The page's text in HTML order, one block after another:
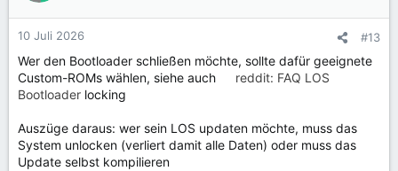
10 Juli 2026 #13
Wer den Bootloader schließen möchte, sollte dafür geeignete
Custom-ROMs wählen, siehe auch
reddit: FAQ LOS
Bootloader locking
Auszüge daraus: wer sein LOS updaten möchte, muss das
System unlocken (verliert damit alle Daten) oder muss das
Update selbst kompilieren